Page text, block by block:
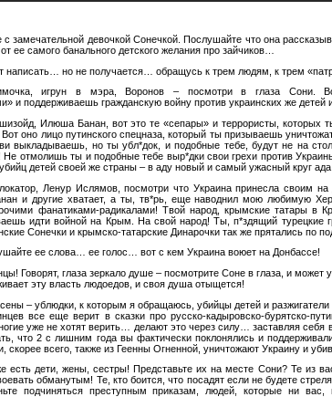
с замечательной девочкой Сонечкой. Послушайте что она
ее самого банального детского желания про зайчиков…
написать… но не получается… обращусь к трем людям, к трем
игрун в мэра, Воронов – посмотри в глаза Сони.
и поддерживаешь гражданскую войну против украинских же детей
Илюша Банан, вот это те «сепары» и террористы, которых
оно лицо путинского спецназа, который ты призываешь
выкладываешь, но ты убл*док, и подобные тебе, будут не на
Не отмолишь ты и подобные тебе выр*дки свои грехи против
детей своей же страны – в аду новый и самый ужасный круг ада
Ленур Ислямов, посмотри что Украина принесла своим
и другие хватает, а ты, тв*рь, еще наводнил мою любимую
фанатиками-радикалами! Твой народ, крымские татары в
идти войной на Крым. На свой народ! Ты, п*здящий турецкие
Сонечки и крымско-татарские Динарочки так же прятались по
ее слова… ее голос… вот с кем Украина воюет на Донбассе!
Говорят, глаза зеркало душе – посмотрите Соне в глаза, и может
эту власть людоедов, и своя душа отыщется!
– ублюдки, к которым я обращаюсь, убийцы детей и
все еще верит в сказки про русско-кадыровско-бурятско-
уже не хотят верить… делают это через силу… заставляя себя
что 2 с лишним года вы фактически поклонялись и
скорее всего, также из Геенны Огненной, уничтожают Украину и
дети, жены, сестры! Представьте их на месте Сони? Те из
обманутым! Те, кто боится, что посадят если не будете
подчиняться преступным приказам, людей, которые ни